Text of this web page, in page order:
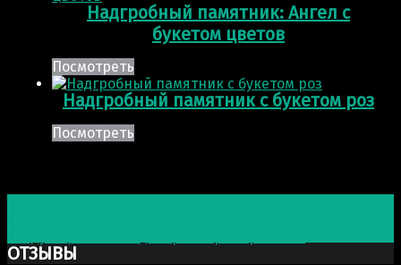
Надгробный памятник: Ангел с
букетом цветов
Посмотреть
Надгробный памятник с букетом роз
Посмотреть
ОТЗЫВЫ